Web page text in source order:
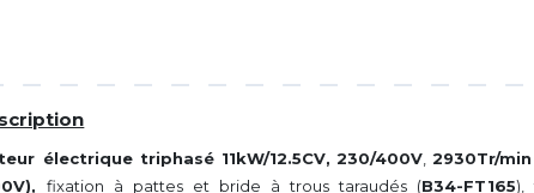
électrique triphasé 11kW/12.5CV, 230/400V ,2930Tr/min
fixation à pattes et bride à trous taraudés (B34-FT165),